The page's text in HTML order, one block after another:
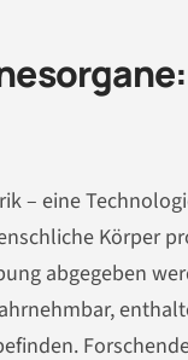
– eine
Körper
abgegeben